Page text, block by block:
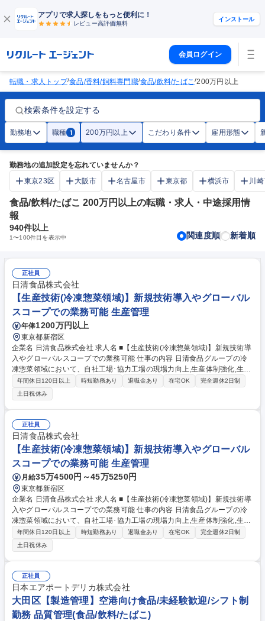
アプリで求人探しをもっと便利に！
レビュー高評価無料
インストール
会員ログイン
転職・求人トップ/食品/香料/飼料専門職/食品/飲料/たばこ/200万円以上
検索条件を設定する
勤務地 職種 1 200万円以上 こだわり条件 雇用形態
勤務地の追加設定を忘れていませんか？
東京23区
大阪市 名古屋市 東京都 横浜市 川
食品/飲料/たばこ 200万円以上の転職・求人・中途採用情
報
940件以上
1〜100件目を表示中 関連度順 新着順
正社員
日清食品株式会社
【生産技術(冷凍惣菜領域)】新規技術導入やグローバル
スコープでの業務可能 生産管理
年俸1200万円以上
東京都新宿区
企業名 日清食品株式会社 求人名 ■【生産技術(冷凍惣菜領域)】新規技術導
入やグローバルスコープでの業務可能 仕事の内容 日清食品グループの冷
凍惣菜領域において、自社工場･協力工場の現場力向上,生産体制強化,生産
技術高度化,総菜製造の生産工程の導入や高度な工場経営を管理職の立場か
ら推進いただくことを期待します。 【具体的には】■低温工場の本社生産
管理 ■低温工場の作業平準の立案～更新 ■自社工場･協力工場を含めた安
全･品質面の指導,管理,運用提案･実装 ■新製品等のライン選定,設備投資案
の立案･実行 ■将来の生産体制の検討,事業会社への提案,生産体制構築 ■自
社工場における工場人材の育成 ■各工場･事業会社との連携による課題抽
出,改善テーマの設定･推進 ■協力工場を含む生産拠点の現場力向上,ガバナ
ンス強化,改善指導 募集職種 ■【生産技術(冷凍惣菜領域)】新規技術導入や
グローバルスコープでの業務可能
年間休日120日以上 時短勤務あり 退職金あり 在宅OK
完全週休2日制
土日祝休み
正社員
日清食品株式会社
【生産技術(冷凍惣菜領域)】新規技術導入やグローバル
スコープでの業務可能 生産管理
月給35万4500円～45万5250円
東京都新宿区
企業名 日清食品株式会社 求人名 ■【生産技術(冷凍惣菜領域)】新規技術導
入やグローバルスコープでの業務可能 仕事の内容 日清食品グループの冷
凍惣菜領域において、自社工場･協力工場の現場力向上,生産体制強化,生産
技術高度化,総菜製造の生産工程の導入や高度な工場経営を責任者候補の立
場から推進いただくことを期待します。 【具体的には】■低温工場の本社
生産管理 ■低温工場の作業平準の立案～更新 ■自社工場･協力工場を含めた
安全･品質面の指導,管理,運用提案･実装 ■新製品等のライン選定,設備投資
案の立案･実行 ■将来の生産体制の検討,事業会社への提案,生産体制構築 ■
自社工場における工場人材の育成 ■各工場･事業会社との連携による課題
抽出,改善テーマの設定･推進 ■協力工場を含む生産拠点の現場力向上,ガバ
ナンス強化,改善指導 募集職種 ■【生産技術(冷凍惣菜領域)】新規技術導入
やグローバルスコープでの業務可能
年間休日120日以上 時短勤務あり 退職金あり 在宅OK
完全週休2日制
土日祝休み
正社員
日本エアポートデリカ株式会社
大田区【製造管理】空港向け食品/未経験歓迎/シフト制
勤務 品質管理(食品/飲料/たばこ)